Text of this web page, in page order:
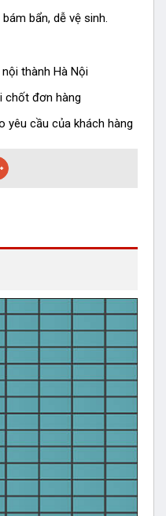
bẩn, dễ vệ sinh.
thành Hà Nội
chốt đơn hàng
yêu cầu của khách hàng